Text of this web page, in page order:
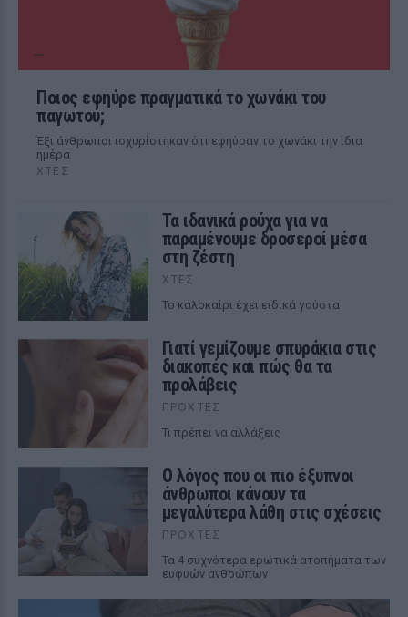
Ποιος εφηύρε πραγματικά το χωνάκι του
παγωτού;
Έξι άνθρωποι ισχυρίστηκαν ότι εφηύραν το χωνάκι την ίδια
ημέρα
ΧΤΕΣ
Τα ιδανικά ρούχα για να
παραμένουμε δροσεροί μέσα
στη ζέστη
ΧΤΕΣ
To καλοκαίρι έχει ειδικά γούστα
Γιατί γεμίζουμε σπυράκια στις
διακοπές και πώς θα τα
προλάβεις
ΠΡΟΧΤΈΣ
Τι πρέπει να αλλάξεις
Ο λόγος που οι πιο έξυπνοι
άνθρωποι κάνουν τα
μεγαλύτερα λάθη στις σχέσεις
ΠΡΟΧΤΈΣ
Τα 4 συχνότερα ερωτικά ατοπήματα των
ευφυών ανθρώπων